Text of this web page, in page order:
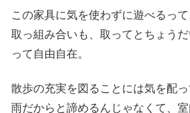
この家具に気を使わずに遊べるって
取っ組み合いも、取ってとちょう
って自由自在。
散歩の充実を図ることには気を配
雨だからと諦めるんじゃなくて、